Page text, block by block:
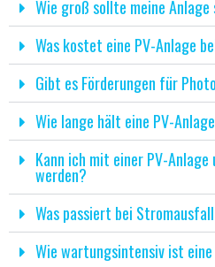
Wie groß sollte meine Anlage
Was kostet eine PV-Anlage
Gibt es Förderungen für
Wie lange hält eine PV-
Kann ich mit einer PV-
werden?
Was passiert bei
Wie wartungsintensiv ist